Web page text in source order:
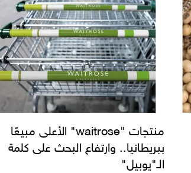
منتجات "waitrose" الأعلى مبيعًا
ببريطانيا.. وارتفاع البحث على كلمة
الـ"يوبيل"